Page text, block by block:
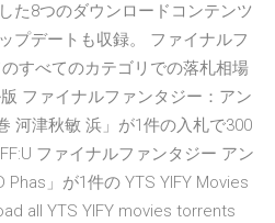
た8つのダウンロードコンテンツ
プデートも収録。 ファイナルフ
すべてのカテゴリでの落札相場
ファイナルファンタジー：アン
河津秋敏 浜」が1件の入札で300
ファイナルファンタジー アン
Phas」が1件の YTS YIFY Movies
all YTS YIFY movies torrents